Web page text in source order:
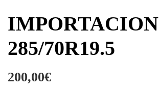
IMPORTACION
285/70R19.5
200,00€